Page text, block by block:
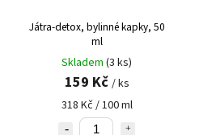
Hluchavka
Chaluha
Chilli
Chmel
Játra-detox, bylinné kapky, 50
ml
Skladem (3 ks)
159 Kč / ks
318 Kč / 100 ml